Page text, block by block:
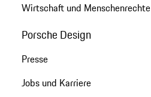
Wirtschaft und Menschenrechte
Porsche Design
Presse
Jobs und Karriere